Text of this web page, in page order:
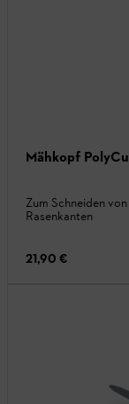
Mähkopf
Zum Schneiden
Rasenkanten
21,90 €